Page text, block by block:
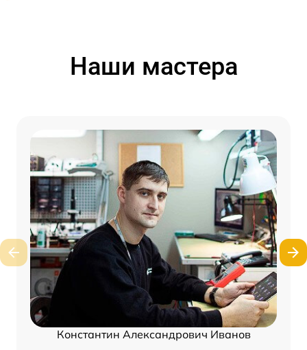
Наши мастера
Константин Александрович Иванов